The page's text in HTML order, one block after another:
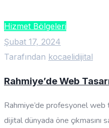
Hizmet Bölgeleri
Şubat 17, 2024
Tarafından kocaelidijital
Rahmiye’de Web
Rahmiye’de profesyonel web
dijital dünyada öne